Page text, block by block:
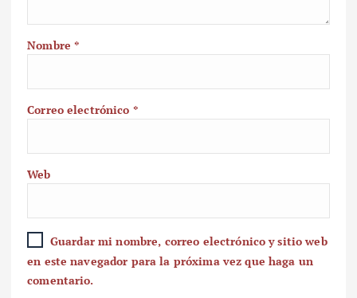
Nombre*
Correo electrónico *
Web
Guardar mi nombre, correo electrónico y sitio web
en este navegador para la próxima vez que haga un
comentario.